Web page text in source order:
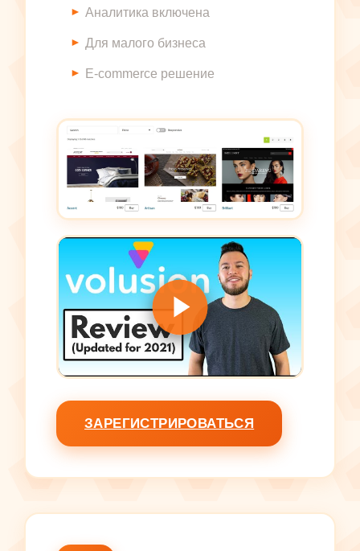
Аналитика включена
Для малого бизнеса
E-commerce решение
ЗАРЕГИСТРИРОВАТЬСЯ